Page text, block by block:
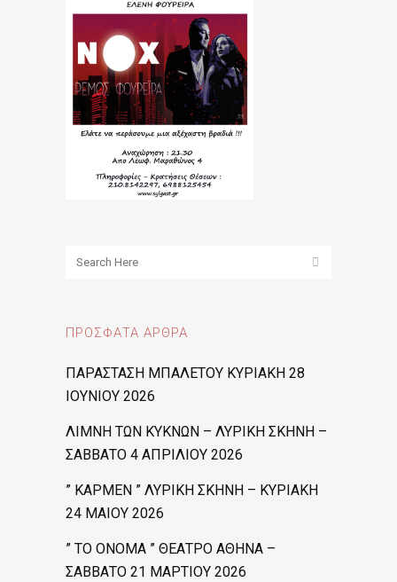
ΠΡΌΣΦΑΤΑ ΆΡΘΡΑ
ΠΑΡΑΣΤΑΣΗ ΜΠΑΛΕΤΟΥ ΚΥΡΙΑΚΗ 28
ΙΟΥΝΙΟΥ 2026
ΛΙΜΝΗ ΤΩΝ ΚΥΚΝΩΝ – ΛΥΡΙΚΗ ΣΚΗΝΗ –
ΣΑΒΒΑΤΟ 4 ΑΠΡΙΛΙΟΥ 2026
” ΚΑΡΜΕΝ ” ΛΥΡΙΚΗ ΣΚΗΝΗ – ΚΥΡΙΑΚΗ
24 ΜΑΙΟΥ 2026
” ΤΟ ΟΝΟΜΑ ” ΘΕΑΤΡΟ ΑΘΗΝΑ –
ΣΑΒΒΑΤΟ 21 ΜΑΡΤΙΟΥ 2026